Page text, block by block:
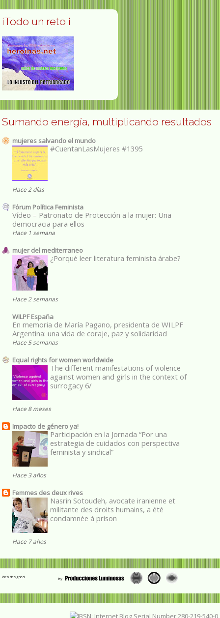
¡Todo un reto ¡
Sumando energía, multiplicando resultados
mujeres salvando el mundo
#CuentanLasMujeres #1395
Hace 2 días
Fórum Política Feminista
Vídeo – Patronato de Protección a la mujer: Una
democracia para ellos
Hace 1 semana
mujer del mediterraneo
¿Porqué leer literatura feminista árabe?
Hace 2 semanas
WILPF España
En memoria de María Pagano, presidenta de WILPF
Argentina: una vida de coraje, paz y solidaridad
Hace 5 semanas
Equal rights for women worldwide
The different manifestations of violence
against women and girls in the context of
surrogacy 6/
Hace 8 meses
Impacto de género ya!
Participación en la Jornada “Por una
estrategia de cuidados con perspectiva
feminista y sindical”
Hace 3 años
Femmes des deux rives
Nasrin Sotoudeh, avocate iranienne et
militante des droits humains, a été
condamnée à prison
Hace 7 años
Web designed